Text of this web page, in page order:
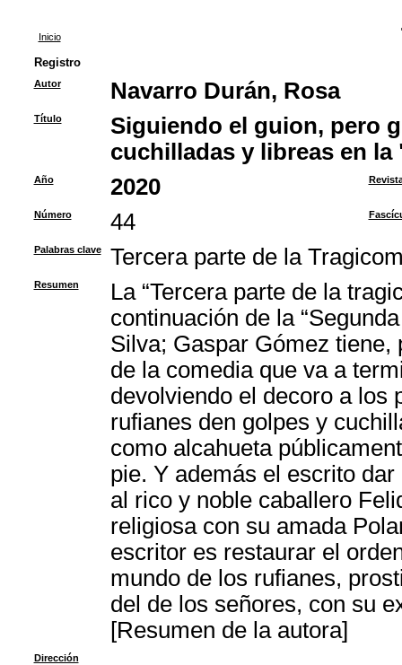
Inicio
Registro
Autor Navarro Durán, Rosa
Título
Siguiendo el guion, pero
cuchilladas y libreas en la
Año 2020
Número 44
Palabras clave Tercera parte de la
Resumen
La “Tercera parte de la
continuación de la
Silva; Gaspar Gómez tiene,
de la comedia que va a
devolviendo el decoro a los
rufianes den golpes y
como alcahueta
pie. Y además el escrito
al rico y noble caballero
religiosa con su amada
escritor es restaurar el
mundo de los rufianes,
del de los señores, con su
[Resumen de la autora]
Dirección